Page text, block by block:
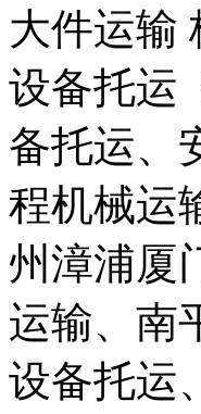
大件运输
设备托运
备托运、
程机械运
州漳浦厦
运输、南
设备托运